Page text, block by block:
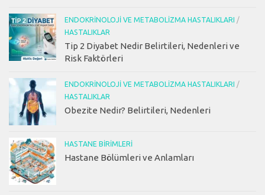
ENDOKRINOLOJI VE METABOLIZMA HASTALIKLARI
/
HASTALIKLAR
Tip 2 Diyabet Nedir Belirtileri, Nedenleri ve
Risk Faktörleri
ENDOKRINOLOJI VE METABOLIZMA HASTALIKLARI
/
HASTALIKLAR
Obezite Nedir? Belirtileri, Nedenleri
HASTANE BIRIMLERI
Hastane Bölümleri ve Anlamları